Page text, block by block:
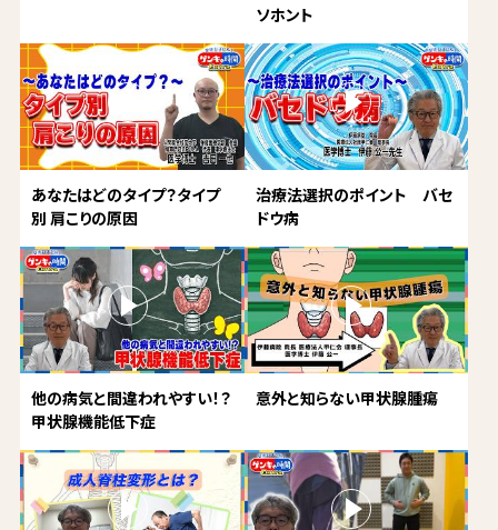
ソホント
あなたはどのタイプ？タイプ
別 肩こりの原因
治療法選択のポイント バセ
ドウ病
他の病気と間違われやすい！？
甲状腺機能低下症
意外と知らない甲状腺腫瘍